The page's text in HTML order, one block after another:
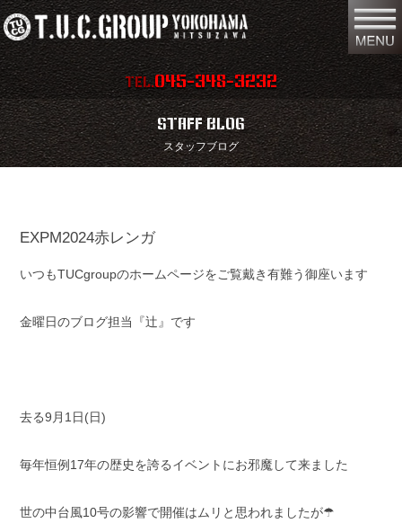
TEL.045-348-3232
在庫車両情報 店舗情報
保証内容 地図
スタッフ紹介
特別作業 注文販売
買取無料査定
ホーム T.U.C.GROUP
STAFF BLOG
スタッフブログ
EXPM2024赤レンガ
いつもTUCgroupのホームページをご覧戴き有難う御座います
金曜日のブログ担当『辻』です
去る9月1日(日)
毎年恒例17年の歴史を誇るイベントにお邪魔して来ました
世の中台風10号の影響で開催はムリと思われましたが☂